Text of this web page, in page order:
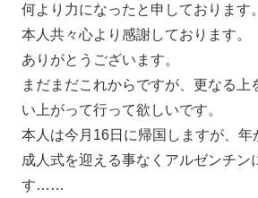
何より力になったと申しております。
本人共々心より感謝しております。
ありがとうございます。
まだまだこれからですが、更なる上
い上がって行って欲しいです。
本人は今月16日に帰国しますが、年
成人式を迎える事なくアルゼンチン
す……